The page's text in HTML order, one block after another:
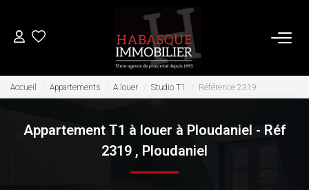
ACHETER
LOUER
VENDRE
Accueil Appartements A louer Studio T1 Référence 2319
Appartement T1 à louer à Ploudaniel - Réf
2319 , Ploudaniel